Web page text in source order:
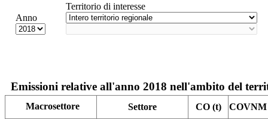
Anno
Territorio di interesse
Emissioni relative all'anno 2018 nell'ambito del
Macrosettore Settore CO (t)
COVNM